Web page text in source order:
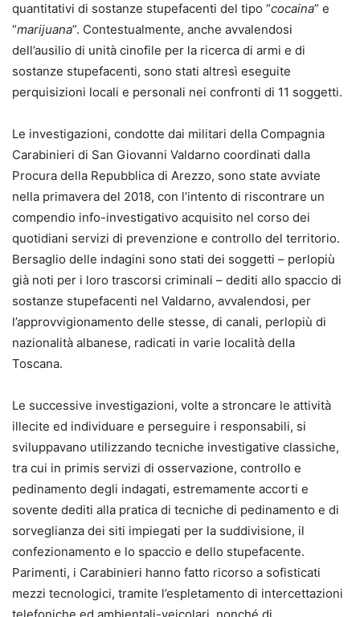
quantitativi di sostanze stupefacenti del tipo “cocaina” e
“marijuana”. Contestualmente, anche avvalendosi
dell’ausilio di unità cinofile per la ricerca di armi e di
sostanze stupefacenti, sono stati altresì eseguite
perquisizioni locali e personali nei confronti di 11 soggetti.
Le investigazioni, condotte dai militari della Compagnia
Carabinieri di San Giovanni Valdarno coordinati dalla
Procura della Repubblica di Arezzo, sono state avviate
nella primavera del 2018, con l’intento di riscontrare un
compendio info-investigativo acquisito nel corso dei
quotidiani servizi di prevenzione e controllo del territorio.
Bersaglio delle indagini sono stati dei soggetti – perlopiù
già noti per i loro trascorsi criminali – dediti allo spaccio di
sostanze stupefacenti nel Valdarno, avvalendosi, per
l’approvvigionamento delle stesse, di canali, perlopiù di
nazionalità albanese, radicati in varie località della
Toscana.
Le successive investigazioni, volte a stroncare le attività
illecite ed individuare e perseguire i responsabili, si
sviluppavano utilizzando tecniche investigative classiche,
tra cui in primis servizi di osservazione, controllo e
pedinamento degli indagati, estremamente accorti e
sovente dediti alla pratica di tecniche di pedinamento e di
sorveglianza dei siti impiegati per la suddivisione, il
confezionamento e lo spaccio e dello stupefacente.
Parimenti, i Carabinieri hanno fatto ricorso a sofisticati
mezzi tecnologici, tramite l’espletamento di intercettazioni